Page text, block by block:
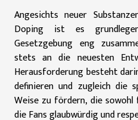
Angesichts neuer
Doping ist es
Gesetzgebung eng
stets an die neuesten
Herausforderung besteht
definieren und zugleich die
Weise zu fördern, die
die Fans glaubwürdig und